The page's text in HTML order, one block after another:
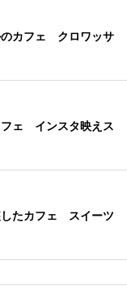
のカフェ クロワッサ
フェ インスタ映えス
したカフェ スイーツ